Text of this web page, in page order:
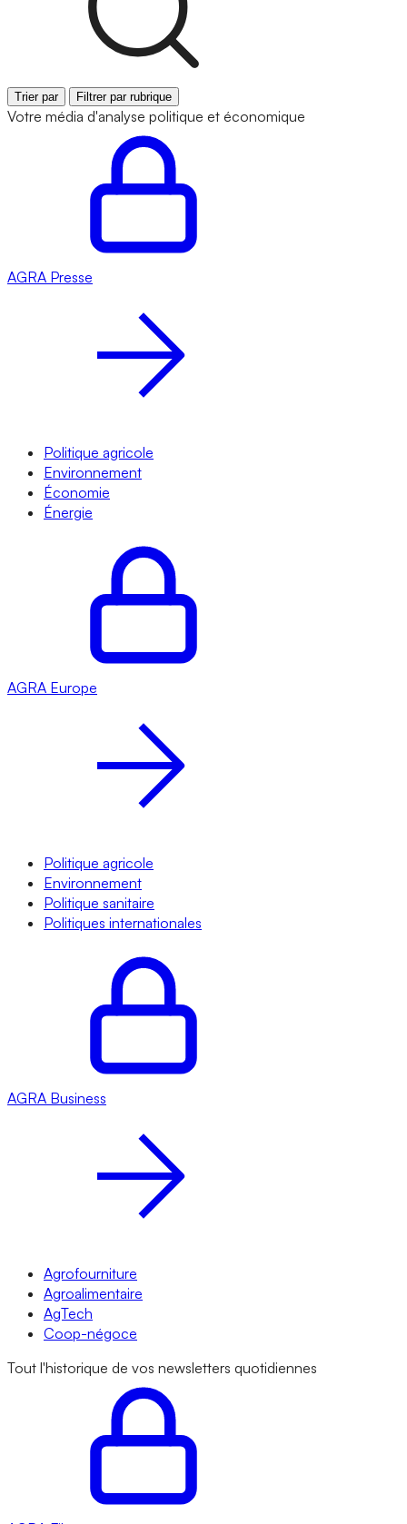
Trier par Filtrer par rubrique
Votre média d'analyse politique et économique
AGRA Presse
Politique agricole
Environnement
Économie
Énergie
AGRA Europe
Politique agricole
Environnement
Politique sanitaire
Politiques internationales
AGRA Business
Agrofourniture
Agroalimentaire
AgTech
Coop-négoce
Tout l'historique de vos newsletters quotidiennes